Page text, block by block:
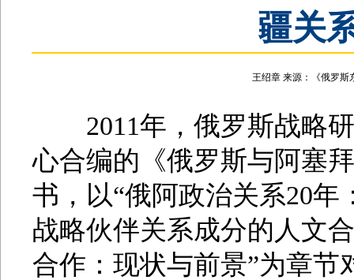
疆关
王绍章 来源：《俄罗斯
2011年，俄罗斯战略研
心合编的《俄罗斯与阿塞
书，以“俄阿政治关系20年
战略伙伴关系成分的人文
合作：现状与前景”为章